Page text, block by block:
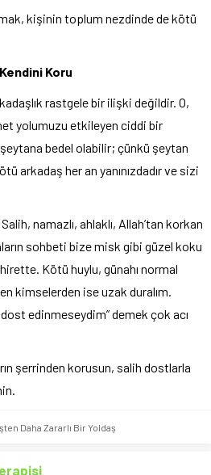
kişinin toplum nezdinde de kötü
Koru
rastgele bir ilişki değildir. O,
yolumuzu etkileyen ciddi bir
bedel olabilir; çünkü şeytan
arkadaş her an yanınızdadır ve sizi
namazlı, ahlaklı, Allah’tan korkan
sohbeti bize misk gibi güzel koku
Kötü huylu, günahı normal
kimselerden ise uzak duralım.
edinmeseydim” demek çok acı
şerrinden korusun, salih dostlarla
Daha Zararlı Bir Yoldaş